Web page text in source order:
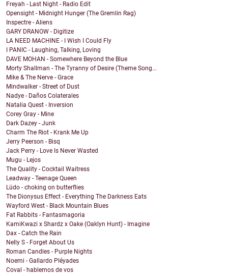
Freyah - Last Night - Radio Edit
Opensight - Midnight Hunger (The Gremlin Rag)
Inspectre - Aliens
GARY DRANOW - Digitize
LA NEED MACHINE - I Wish I Could Fly
I PANIC - Laughing, Talking, Loving
DAVE MOHAN - Somewhere Beyond the Blue
Morty Shallman - The Tyranny of Desire (Theme Song...
Mike & The Nerve - Grace
Mindwalker - Street of Dust
Nadye - Daños Colaterales
Natalia Quest - Inversion
Corey Gray - Mine
Dark Dazey - Junk
Charm The Riot - Krank Me Up
Jerry Peerson - Bisq
Jack Perry - Love Is Never Wasted
Mugu - Lejos
The Quality - Cocktail Waitress
Leadway - Teenage Queen
Lüdo - choking on butterflies
The Dionysus Effect - Everything The Darkness Eats
Wayford West - Black Mountain Blues
Fat Rabbits - Fantasmagoria
KamiKwazi x Shardz x Oake (Oaklyn Hunt) - Imagine
Dax - Catch the Rain
Nelly S - Forget About Us
Roman Candles - Purple Nights
Noemi - Gallardo Pléyades
Coval - hablemos de vos